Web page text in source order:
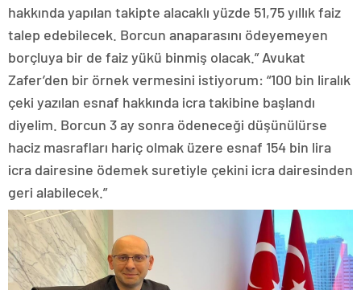
hakkında yapılan takipte alacaklı yüzde 51,75 yıllık faiz
talep edebilecek. Borcun anaparasını ödeyemeyen
borçluya bir de faiz yükü binmiş olacak.” Avukat
Zafer’den bir örnek vermesini istiyorum: “100 bin liralık
çeki yazılan esnaf hakkında icra takibine başlandı
diyelim. Borcun 3 ay sonra ödeneceği düşünülürse
haciz masrafları hariç olmak üzere esnaf 154 bin lira
icra dairesine ödemek suretiyle çekini icra dairesinden
geri alabilecek.”